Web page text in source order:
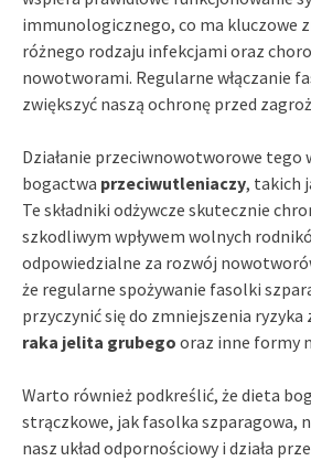
immunologicznego, co ma kluczowe
różnego rodzaju infekcjami oraz
nowotworami. Regularne włączanie
zwiększyć naszą ochronę przed
Działanie przeciwnowotworowe tego
bogactwa przeciwutleniaczy, takich
Te składniki odżywcze skutecznie
szkodliwym wpływem wolnych
odpowiedzialne za rozwój
że regularne spożywanie fasolki
przyczynić się do zmniejszenia ryzyka
raka jelita grubego oraz inne formy
Warto również podkreślić, że dieta
strączkowe, jak fasolka szparagowa,
nasz układ odpornościowy i działa